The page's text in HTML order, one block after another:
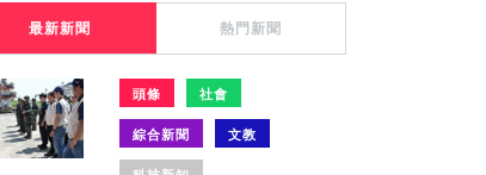
最新新聞 熱門新聞
頭條 社會
綜合新聞 文教